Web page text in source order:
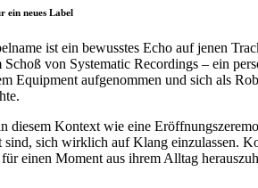
ein neues Label
ist ein bewusstes Echo auf jenen
von Systematic Recordings – ein
Equipment aufgenommen und sich als
diesem Kontext wie eine
sind, sich wirklich auf Klang einzulassen.
einen Moment aus ihrem Alltag